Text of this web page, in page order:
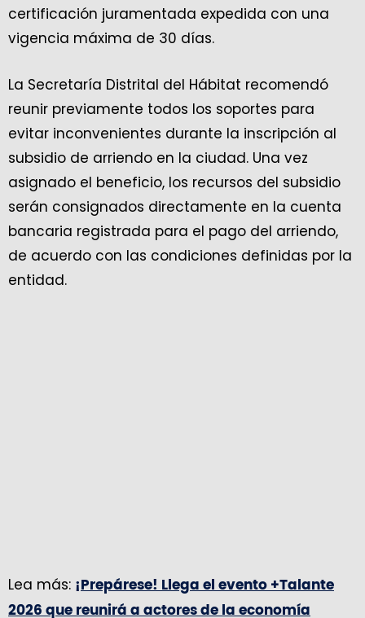
certificación juramentada expedida con una
vigencia máxima de 30 días.
La Secretaría Distrital del Hábitat recomendó
reunir previamente todos los soportes para
evitar inconvenientes durante la inscripción al
subsidio de arriendo en la ciudad. Una vez
asignado el beneficio, los recursos del subsidio
serán consignados directamente en la cuenta
bancaria registrada para el pago del arriendo,
de acuerdo con las condiciones definidas por la
entidad.
Lea más: ¡Prepárese! Llega el evento +Talante
2026 que reunirá a actores de la economía